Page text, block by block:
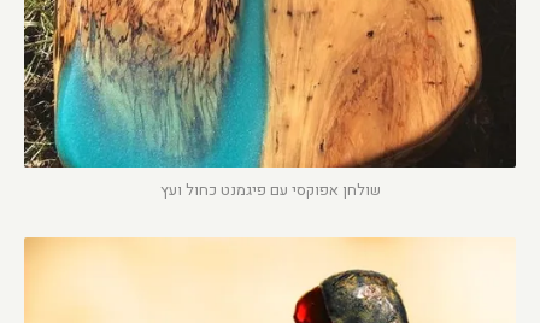
שולחן אפוקסי עם פיגמנט כחול ועץ